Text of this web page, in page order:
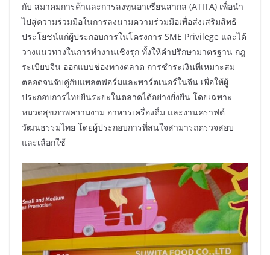
กับ สมาคมการค้าและการลงทุนอาเซียนสากล (ATITA) เพื่อนำ
ไปสู่ความร่วมมือในการลงนามความร่วมมือเพื่อส่งเสริมสิทธิ
ประโยชน์แก่ผู้ประกอบการในโครงการ SME Privilege และได้
วางแนวทางในการทำงานเชิงรุก ทั้งให้คำปรึกษามาตรฐาน กฎ
ระเบียบจีน ออกแบบช่องทางตลาด การชำระเงินที่เหมาะสม
ตลอดจนจับคู่กับแพลตฟอร์มและพาร์ตเนอร์ในจีน เพื่อให้ผู้
ประกอบการไทยยืนระยะในตลาดได้อย่างยั่งยืน โดยเฉพาะ
หมวดสุขภาพความงาม อาหารเครื่องดื่ม และงานคราฟต์
วัฒนธรรมไทย โดยผู้ประกอบการที่สนใจสามารถตรวจสอบ
และเลือกใช้